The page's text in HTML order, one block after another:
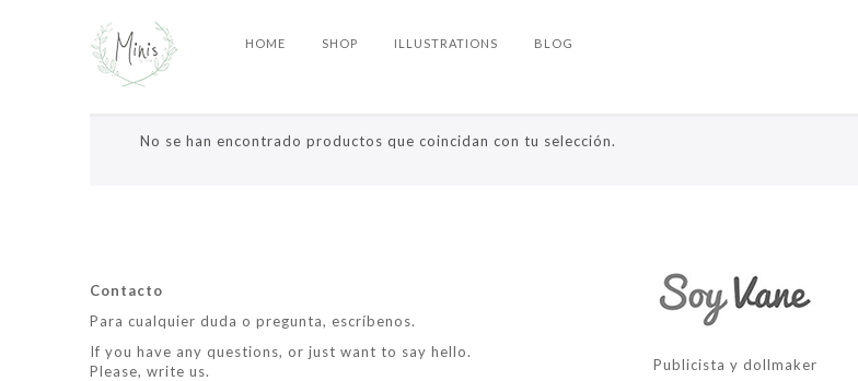
HOME SHOP ILLUSTRATIONS BLOG
No se han encontrado productos que coincidan con tu selección.
Contacto
Para cualquier duda o pregunta, escríbenos.
If you have any questions, or just want to say hello.
Please, write us.
Publicista y dollmaker